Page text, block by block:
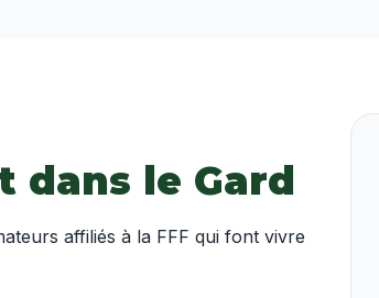
dans le Gard
affiliés à la FFF qui font vivre